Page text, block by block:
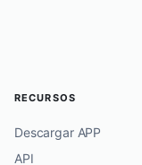
RECURSOS
Descargar APP
API